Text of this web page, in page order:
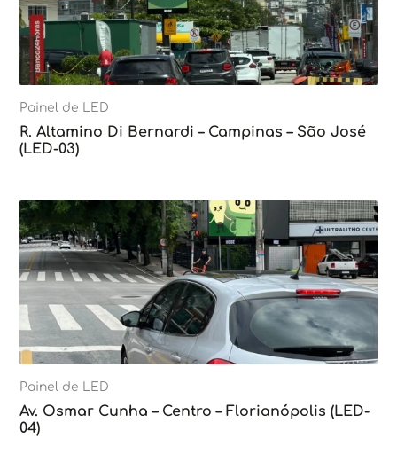
Painel de LED
R. Altamino Di Bernardi – Campinas – São José
(LED-03)
Painel de LED
Av. Osmar Cunha – Centro – Florianópolis (LED-
04)